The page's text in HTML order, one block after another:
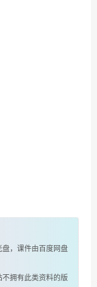
盘，课件由百度网盘
拥有此类资料的版